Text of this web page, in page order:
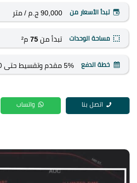
تبدأ الأسعار من 90,000 ج.م / متر
مساحة الوحدات تبدأ من 75م²
خطة الدفع 5% مقدم وتقسيط حتى 10 سنوات.
اتصل بنا واتساب